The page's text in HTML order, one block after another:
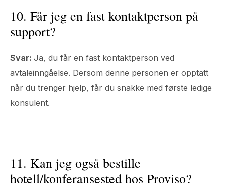
10. Får jeg en fast kontaktperson på
support?
Svar: Ja, du får en fast kontaktperson ved
avtaleinngåelse. Dersom denne personen er opptatt
når du trenger hjelp, får du snakke med første ledige
konsulent.
11. Kan jeg også bestille
hotell/konferansested hos Proviso?